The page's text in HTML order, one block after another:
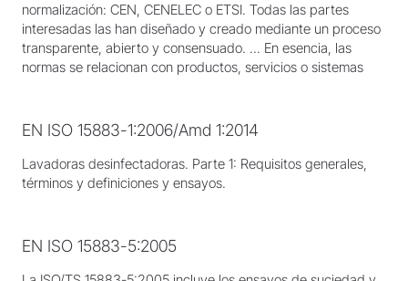
normalización: CEN, CENELEC o ETSI. Todas las partes
interesadas las han diseñado y creado mediante un proceso
transparente, abierto y consensuado. ... En esencia, las
normas se relacionan con productos, servicios o sistemas
EN ISO 15883-1:2006/Amd 1:2014
Lavadoras desinfectadoras. Parte 1: Requisitos generales,
términos y definiciones y ensayos.
EN ISO 15883-5:2005